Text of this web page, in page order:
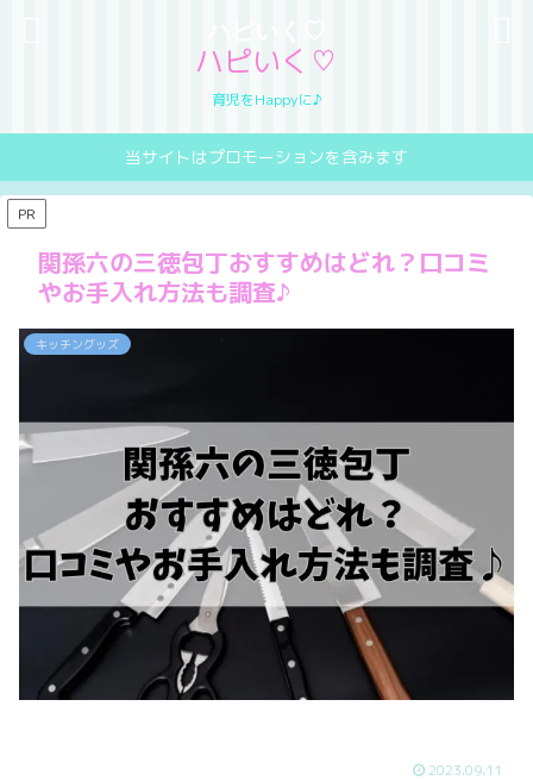
ハピいく♡
育児をHappyに♪
当サイトはプロモーションを含みます
PR
関孫六の三徳包丁おすすめはどれ？口コミ
やお手入れ方法も調査♪
キッチングッズ
2023.09.11